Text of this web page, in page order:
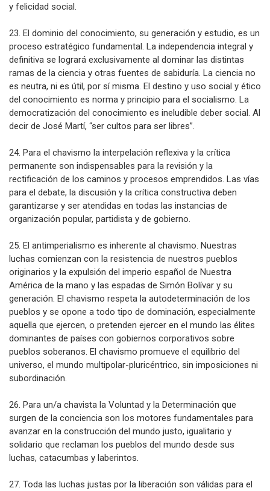
y felicidad social.
23. El dominio del conocimiento, su generación y estudio, es un
proceso estratégico fundamental. La independencia integral y
definitiva se logrará exclusivamente al dominar las distintas
ramas de la ciencia y otras fuentes de sabiduría. La ciencia no
es neutra, ni es útil, por sí misma. El destino y uso social y ético
del conocimiento es norma y principio para el socialismo. La
democratización del conocimiento es ineludible deber social. Al
decir de José Martí, “ser cultos para ser libres”.
24. Para el chavismo la interpelación reflexiva y la crítica
permanente son indispensables para la revisión y la
rectificación de los caminos y procesos emprendidos. Las vías
para el debate, la discusión y la crítica constructiva deben
garantizarse y ser atendidas en todas las instancias de
organización popular, partidista y de gobierno.
25. El antimperialismo es inherente al chavismo. Nuestras
luchas comienzan con la resistencia de nuestros pueblos
originarios y la expulsión del imperio español de Nuestra
América de la mano y las espadas de Simón Bolívar y su
generación. El chavismo respeta la autodeterminación de los
pueblos y se opone a todo tipo de dominación, especialmente
aquella que ejercen, o pretenden ejercer en el mundo las élites
dominantes de países con gobiernos corporativos sobre
pueblos soberanos. El chavismo promueve el equilibrio del
universo, el mundo multipolar-pluricéntrico, sin imposiciones ni
subordinación.
26. Para un/a chavista la Voluntad y la Determinación que
surgen de la conciencia son los motores fundamentales para
avanzar en la construcción del mundo justo, igualitario y
solidario que reclaman los pueblos del mundo desde sus
luchas, catacumbas y laberintos.
27. Toda las luchas justas por la liberación son válidas para el